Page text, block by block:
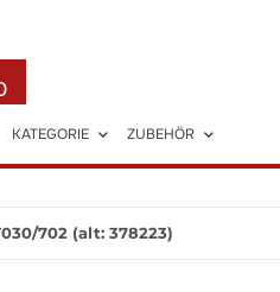
KATEGORIE ZUBEHÖR
702 (alt: 378223)